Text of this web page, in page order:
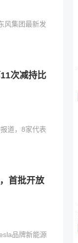
风集团最新发
次减持比
道，8家代表
首批开放
品牌新能源